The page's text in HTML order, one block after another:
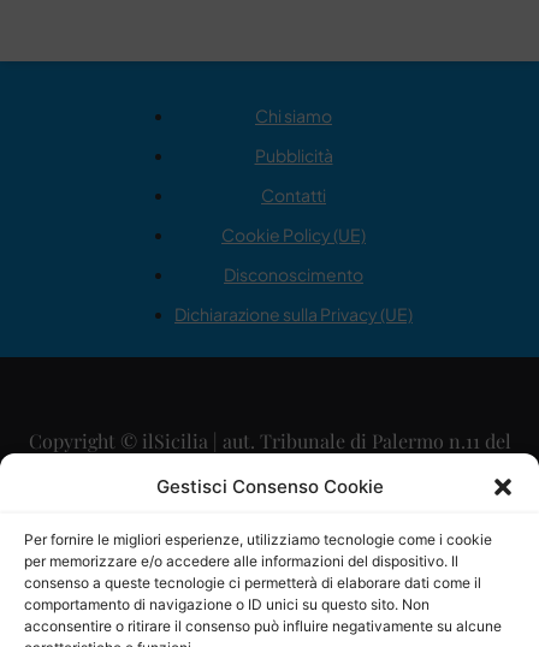
Gestisci Consenso Cookie
Per fornire le migliori esperienze, utilizziamo tecnologie come i cookie
per memorizzare e/o accedere alle informazioni del dispositivo. Il
consenso a queste tecnologie ci permetterà di elaborare dati come il
comportamento di navigazione o ID unici su questo sito. Non
acconsentire o ritirare il consenso può influire negativamente su alcune
Chi siamo
Pubblicità
Contatti
Cookie Policy (UE)
Disconoscimento
Dichiarazione sulla Privacy (UE)
Copyright © ilSicilia | aut. Tribunale di Palermo n.11 del
29/09/2015
Direttore Editoriale: Maurizio Scaglione
Direttore Responsabile: Maria Calabrese